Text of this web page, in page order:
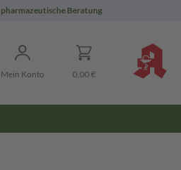
pharmazeutische Beratung
Mein Konto 0,00 €